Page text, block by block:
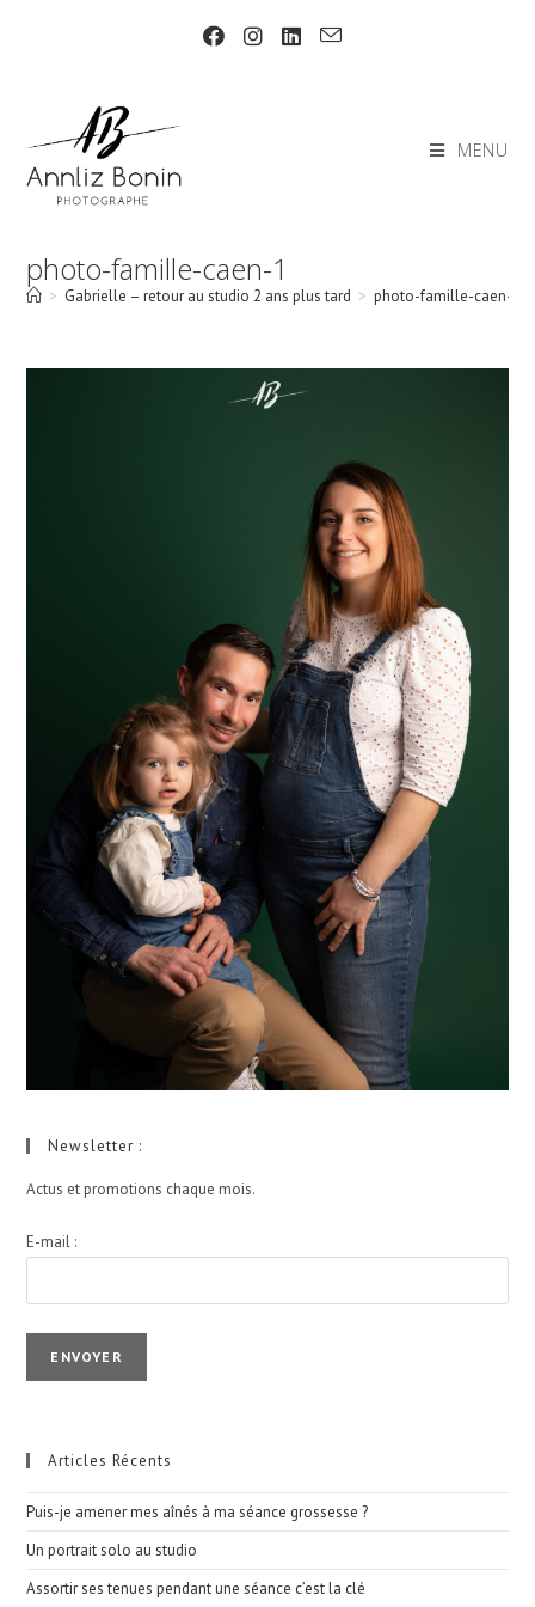
MENU
photo-famille-caen-1
> Gabrielle – retour au studio 2 ans plus tard > photo-famille-caen-1
Newsletter :
Actus et promotions chaque mois.
E-mail :
Articles Récents
Puis-je amener mes aînés à ma séance grossesse ?
Un portrait solo au studio
Assortir ses tenues pendant une séance c’est la clé